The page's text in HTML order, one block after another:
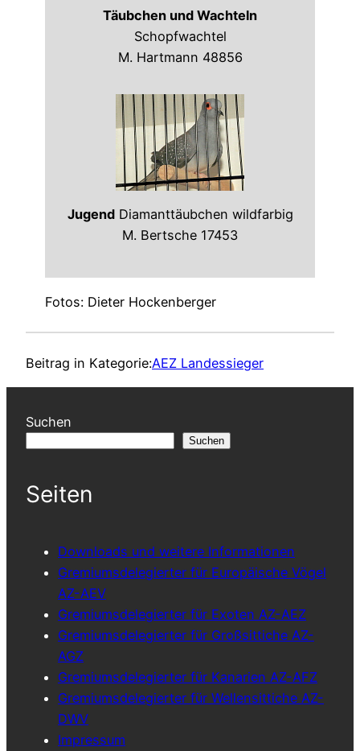
Täubchen und Wachteln
Schopfwachtel
M. Hartmann 48856
JugendDiamanttäubchen wildfarbig
M. Bertsche 17453
Fotos: Dieter Hockenberger
Beitrag in Kategorie:AEZ Landessieger
Suchen
Suchen
Seiten
Downloads und weitere Informationen
Gremiumsdelegierter für Europäische Vögel
AZ-AEV
Gremiumsdelegierter für Exoten AZ-AEZ
Gremiumsdelegierter für Großsittiche AZ-
AGZ
Gremiumsdelegierter für Kanarien AZ-AFZ
Gremiumsdelegierter für Wellensittiche AZ-
DWV
Impressum